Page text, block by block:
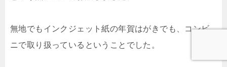
無地でもインクジェット紙の年賀はがきでも、コンビ
ニで取り扱っているということでした。